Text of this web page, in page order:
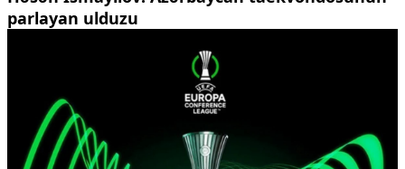
parlayan ulduzu